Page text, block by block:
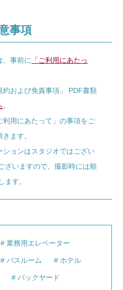
事項
、事前に 「ご利用にあたっ
約および免責事項」 PDF書類
。
用にあたって」の事項をご
ます。
ョンはスタジオではござい
ざいますので、撮影時には順
ます。
業務用エレベーター
バスルーム ホテル
バックヤード